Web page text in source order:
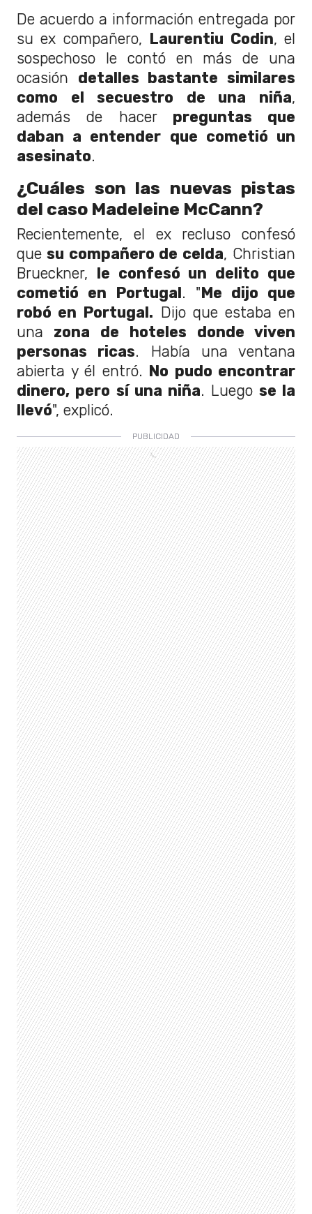
De acuerdo a información entregada por
su ex compañero, Laurentiu Codin, el
sospechoso le contó en más de una
ocasión detalles bastante similares
como el secuestro de una niña,
además de hacerpreguntas que
daban a entender que cometió un
asesinato.
¿Cuáles son las nuevas pistas
del caso Madeleine McCann?
Recientemente, el ex recluso confesó
que su compañero de celda, Christian
Brueckner, le confesó un delito que
cometió en Portugal. "Me dijo que
robó en Portugal. Dijo que estaba en
una zona de hoteles donde viven
personas ricas. Había una ventana
abierta y él entró. No pudo encontrar
dinero, pero sí una niña. Luego se la
llevó", explicó.